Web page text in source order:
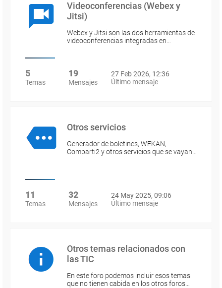
Videoconferencias (Webex y
Jitsi)
Webex y Jitsi son las dos herramientas de
videoconferencias integradas en…
5
Temas
19
Mensajes
27 Feb 2026, 12:36
Último mensaje
Otros servicios
Generador de boletines, WEKAN,
Comparti2 y otros servicios que se vayan…
11
Temas
32
Mensajes
24 May 2025, 09:06
Último mensaje
Otros temas relacionados con
las TIC
En este foro podemos incluir esos temas
que no tienen cabida en los otros foros…